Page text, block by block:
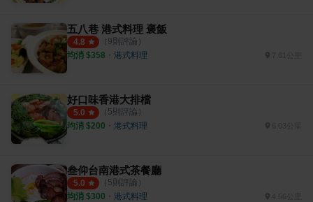
五八巷 港式料理 褒飯
4.8 （ 9則評論）
均消 $358 ・ 港式料理 7.61公里
好口味香港大排檔
5.0 （ 5則評論）
均消 $200 ・ 港式料理 6.03公里
叁仰台南港式茶餐廳
5.0 （ 5則評論）
均消 $300 ・ 港式料理 4.56公里